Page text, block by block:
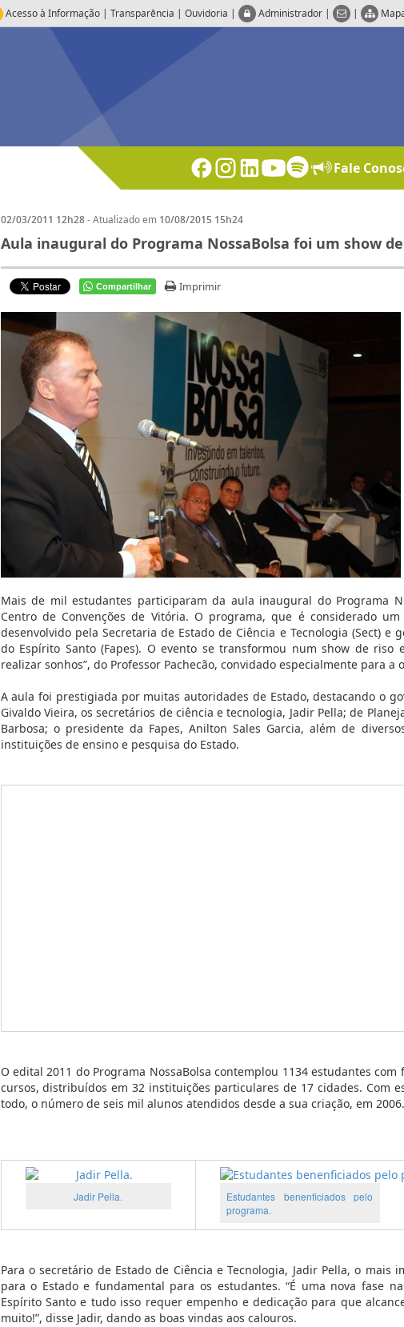
Acesso à Informação | Transparência | Ouvidoria | Administrador | |
Fale
02/03/2011 12h28- Atualizado em 10/08/2015 15h24
Aula inaugural do Programa NossaBolsa foi um show
Compartilhar Imprimir
Mais de mil estudantes participaram da aula inaugural do Programa
Centro de Convenções de Vitória. O programa, que é considerado
desenvolvido pela Secretaria de Estado de Ciência e Tecnologia (Sect) e
do Espírito Santo (Fapes). O evento se transformou num show de riso
realizar sonhos”, do Professor Pachecão, convidado especialmente para a
A aula foi prestigiada por muitas autoridades de Estado, destacando o
Givaldo Vieira, os secretários de ciência e tecnologia, Jadir Pella; de
Barbosa; o presidente da Fapes, Anilton Sales Garcia, além de
instituições de ensino e pesquisa do Estado.
O edital 2011 do Programa NossaBolsa contemplou 1134 estudantes
cursos, distribuídos em 32 instituições particulares de 17 cidades. Com
todo, o número de seis mil alunos atendidos desde a sua criação, em 2006.
Jadir Pella.
Estudantes benenficiados pelo
programa.
Para o secretário de Estado de Ciência e Tecnologia, Jadir Pella, o
para o Estado e fundamental para os estudantes. “É uma nova fase
Espírito Santo e tudo isso requer empenho e dedicação para que
muito!”, disse Jadir, dando as boas vindas aos calouros.